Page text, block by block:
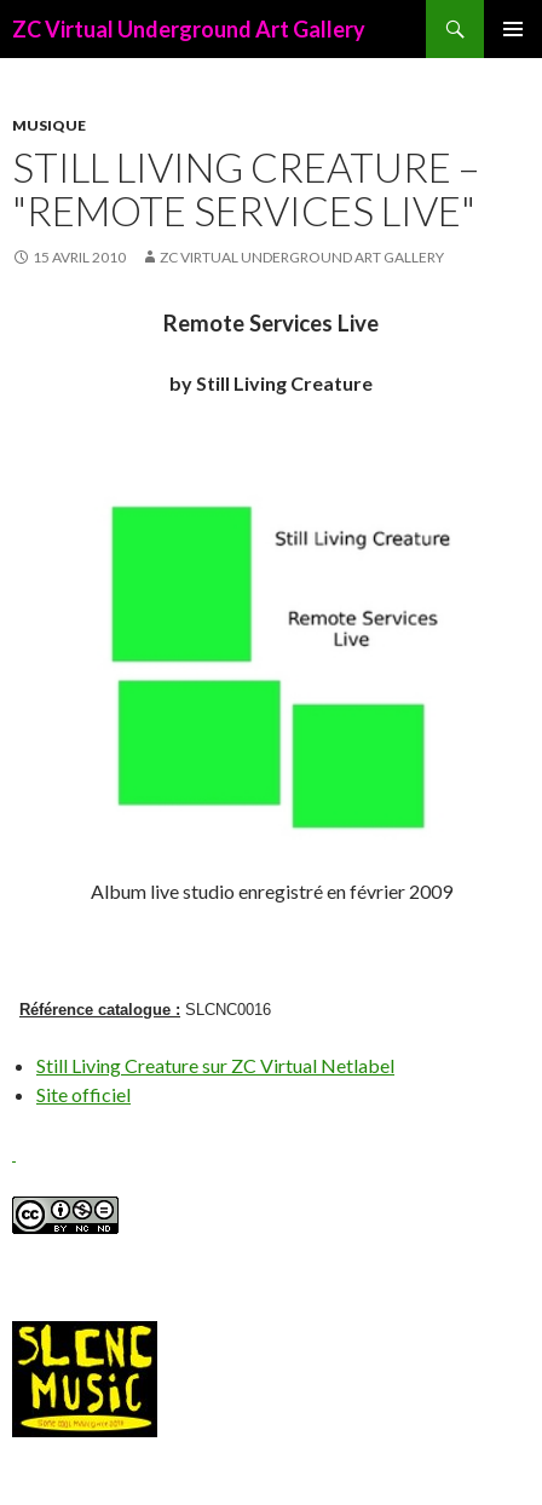
ZC Virtual Underground Art Gallery
PRINCIPAL
MUSIQUE
STILL LIVING CREATURE –
"REMOTE SERVICES LIVE"
15 AVRIL 2010 ZC VIRTUAL UNDERGROUND ART GALLERY
Remote Services Live
by Still Living Creature
Album live studio enregistré en février 2009
Référence catalogue : SLCNC0016
Still Living Creature sur ZC Virtual Netlabel
Site officiel